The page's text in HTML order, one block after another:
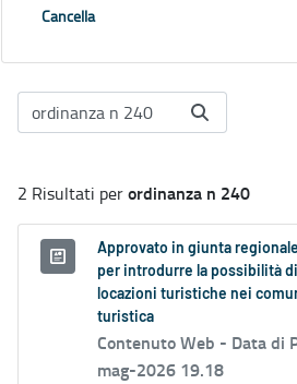
Cancella
2 Risultati perordinanza n 240
Approvato in giunta
per introdurre la possibilità
locazioni turistiche nei
turistica
Contenuto Web - Data di
mag-2026 19.18